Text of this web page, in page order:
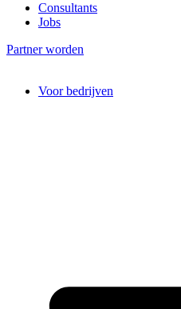
Consultants
Jobs
Partner worden
Voor bedrijven